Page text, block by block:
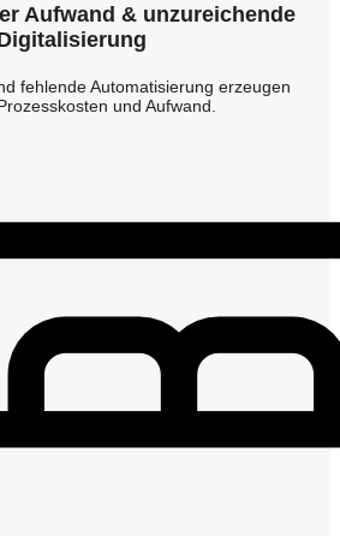
Aufwand & unzureichende
fehlende Automatisierung erzeugen
und Aufwand.